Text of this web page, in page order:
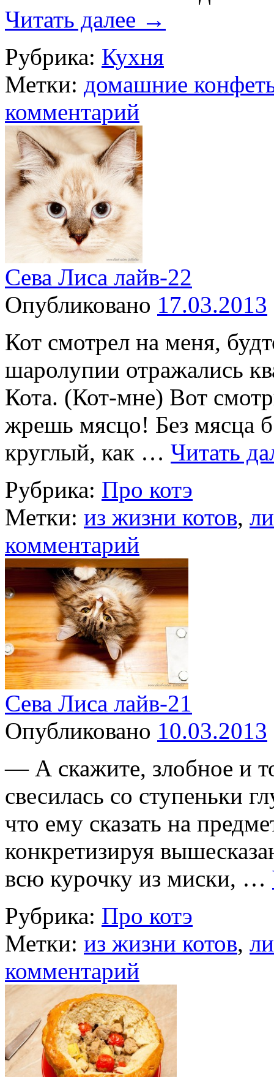
Читать далее →
Рубрика: Кухня
Метки: домашние
комментарий
Сева Лиса лайв-22
Опубликовано 17.03.2013
Кот смотрел на меня,
шаролупии отражались
Кота. (Кот-мне) Вот
жрешь мясцо! Без мясца
круглый, как … Читать
Рубрика: Про котэ
Метки: из жизни котов,
комментарий
Сева Лиса лайв-21
Опубликовано 10.03.2013
— А скажите, злобное и
свесилась со ступеньки
что ему сказать на
конкретизируя
всю курочку из миски, …
Рубрика: Про котэ
Метки: из жизни котов,
комментарий